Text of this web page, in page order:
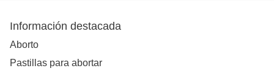
Información destacada
Aborto
Pastillas para abortar